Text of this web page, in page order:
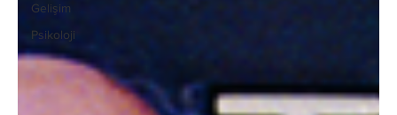
Gelişim
Psikoloji